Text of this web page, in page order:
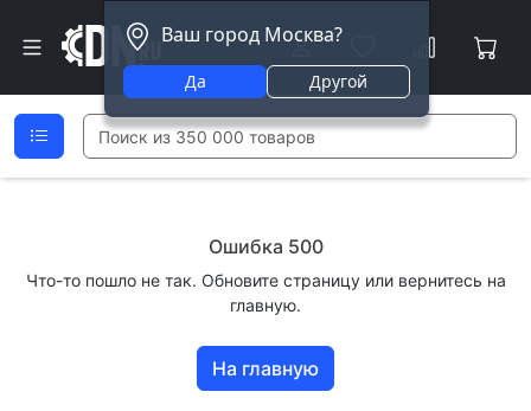
Ваш город Москва?
Да Другой
Ошибка 500
Что-то пошло не так. Обновите страницу или вернитесь на
главную.
На главную